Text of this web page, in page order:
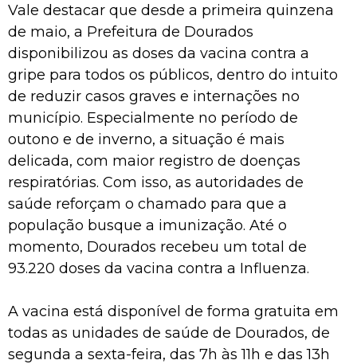
Vale destacar que desde a primeira quinzena
de maio, a Prefeitura de Dourados
disponibilizou as doses da vacina contra a
gripe para todos os públicos, dentro do intuito
de reduzir casos graves e internações no
município. Especialmente no período de
outono e de inverno, a situação é mais
delicada, com maior registro de doenças
respiratórias. Com isso, as autoridades de
saúde reforçam o chamado para que a
população busque a imunização. Até o
momento, Dourados recebeu um total de
93.220 doses da vacina contra a Influenza.
A vacina está disponível de forma gratuita em
todas as unidades de saúde de Dourados, de
segunda a sexta-feira, das 7h às 11h e das 13h